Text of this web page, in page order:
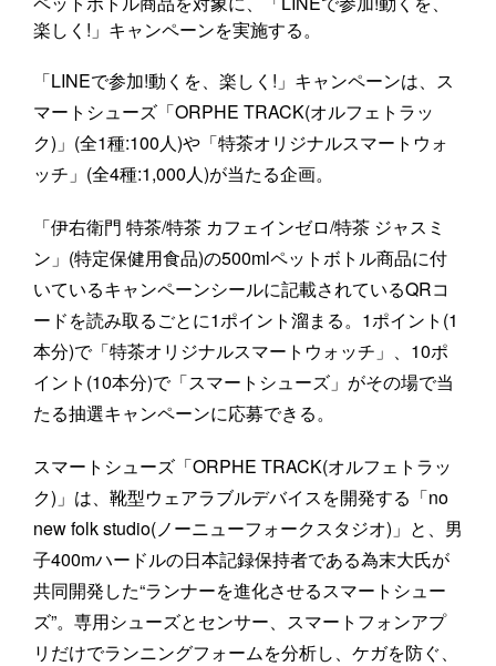
楽しく!」キャンペーンを実施する。
「LINEで参加!動くを、楽しく!」キャンペーンは、ス
マートシューズ「ORPHE TRACK(オルフェトラッ
ク)」(全1種:100人)や「特茶オリジナルスマートウォ
ッチ」(全4種:1,000人)が当たる企画。
「伊右衛門 特茶/特茶 カフェインゼロ/特茶 ジャスミ
ン」(特定保健用食品)の500mlペットボトル商品に付
いているキャンペーンシールに記載されているQRコ
ードを読み取るごとに1ポイント溜まる。1ポイント(1
本分)で「特茶オリジナルスマートウォッチ」、10ポ
イント(10本分)で「スマートシューズ」がその場で当
たる抽選キャンペーンに応募できる。
スマートシューズ「ORPHE TRACK(オルフェトラッ
ク)」は、靴型ウェアラブルデバイスを開発する「no
new folk studio(ノーニューフォークスタジオ)」と、男
子400mハードルの日本記録保持者である為末大氏が
共同開発した“ランナーを進化させるスマートシュー
ズ”。専用シューズとセンサー、スマートフォンアプ
リだけでランニングフォームを分析し、ケガを防ぐ、